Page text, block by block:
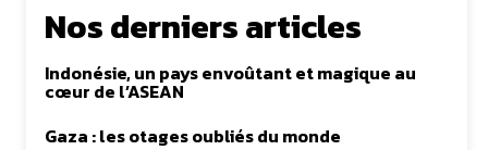
Nos derniers articles
Indonésie, un pays envoûtant et magique au
cœur de l’ASEAN
Gaza : les otages oubliés du monde